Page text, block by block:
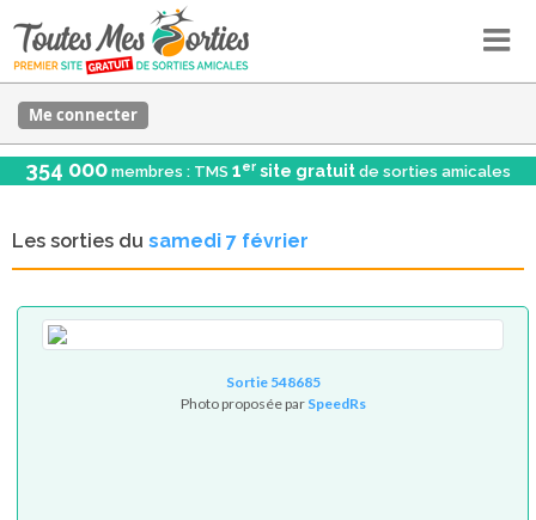
Me connecter
354 000 membres : TMS 1er site gratuit de sorties amicales
Les sorties du samedi 7 février
Sortie 548685
Photo proposée par SpeedRs